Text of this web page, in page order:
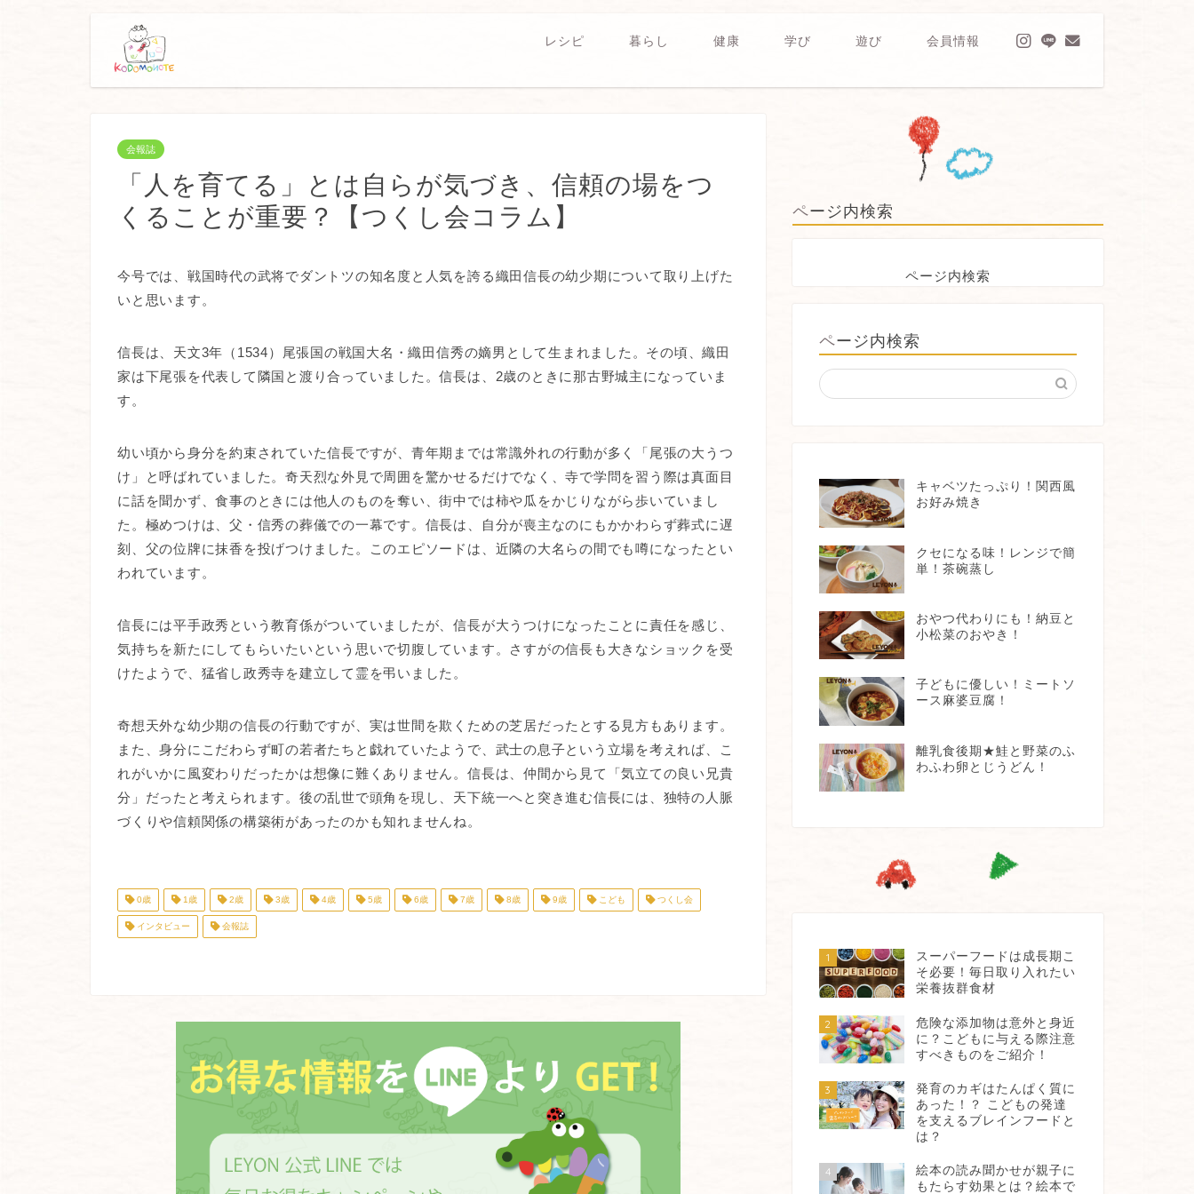
レシピ 暮らし 健康 学び 遊び 会員情報
会報誌
「人を育てる」とは自らが気づき、信頼の場をつ
くることが重要？【つくし会コラム】
今号では、戦国時代の武将でダントツの知名度と人気を誇る織田信長の幼少期について取り上げた
いと思います。
信長は、天文3年（1534）尾張国の戦国大名・織田信秀の嫡男として生まれました。その頃、織田
家は下尾張を代表して隣国と渡り合っていました。信長は、2歳のときに那古野城主になっていま
す。
幼い頃から身分を約束されていた信長ですが、青年期までは常識外れの行動が多く「尾張の大うつ
け」と呼ばれていました。奇天烈な外見で周囲を驚かせるだけでなく、寺で学問を習う際は真面目
に話を聞かず、食事のときには他人のものを奪い、街中では柿や瓜をかじりながら歩いていまし
た。極めつけは、父・信秀の葬儀での一幕です。信長は、自分が喪主なのにもかかわらず葬式に遅
刻、父の位牌に抹香を投げつけました。このエピソードは、近隣の大名らの間でも噂になったとい
われています。
信長には平手政秀という教育係がついていましたが、信長が大うつけになったことに責任を感じ、
気持ちを新たにしてもらいたいという思いで切腹しています。さすがの信長も大きなショックを受
けたようで、猛省し政秀寺を建立して霊を弔いました。
奇想天外な幼少期の信長の行動ですが、実は世間を欺くための芝居だったとする見方もあります。
また、身分にこだわらず町の若者たちと戯れていたようで、武士の息子という立場を考えれば、こ
れがいかに風変わりだったかは想像に難くありません。信長は、仲間から見て「気立ての良い兄貴
分」だったと考えられます。後の乱世で頭角を現し、天下統一へと突き進む信長には、独特の人脈
づくりや信頼関係の構築術があったのかも知れませんね。
0歳 1歳 2歳 3歳 4歳 5歳 6歳 7歳 8歳 9歳 こども つくし会
インタビュー 会報誌
ページ内検索
ページ内検索
ページ内検索
キャベツたっぷり！関西風
お好み焼き
クセになる味！レンジで簡
単！茶碗蒸し
おやつ代わりにも！納豆と
小松菜のおやき！
子どもに優しい！ミートソ
ース麻婆豆腐！
離乳食後期★鮭と野菜のふ
わふわ卵とじうどん！
1
スーパーフードは成長期こ
そ必要！毎日取り入れたい
栄養抜群食材
2
危険な添加物は意外と身近
に？こどもに与える際注意
すべきものをご紹介！
3
発育のカギはたんぱく質に
あった！？ こどもの発達
を支えるブレインフードと
は？
4
絵本の読み聞かせが親子に
もたらす効果とは？絵本で